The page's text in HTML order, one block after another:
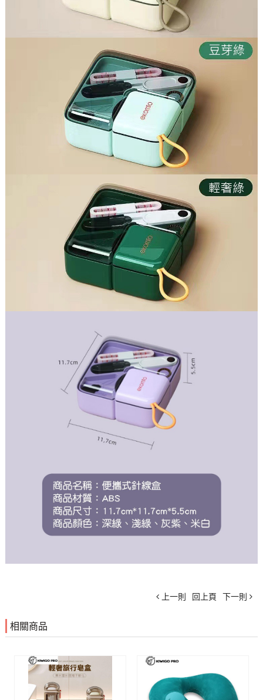
上一則 回上頁 下一則
相關商品